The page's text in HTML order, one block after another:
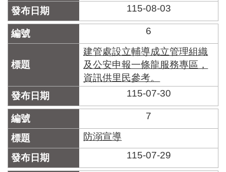
115-08-03
6
建管處設立輔導成立管理組織
及公安申報一條龍服務專區，
資訊供里民參考。
115-07-30
7
防溺宣導
115-07-29